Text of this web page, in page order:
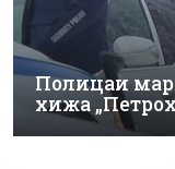
Полицаи
хижа